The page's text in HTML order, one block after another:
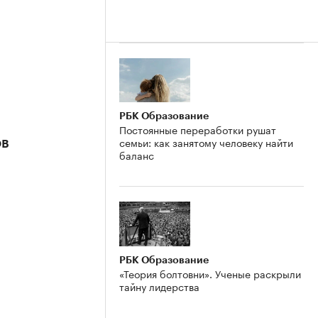
РБК Образование
Постоянные переработки рушат
семьи: как занятому человеку найти
баланс
РБК Образование
«Теория болтовни». Ученые раскрыли
тайну лидерства